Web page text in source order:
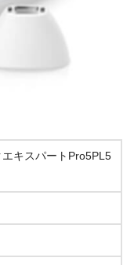
キスパートPro5PL5